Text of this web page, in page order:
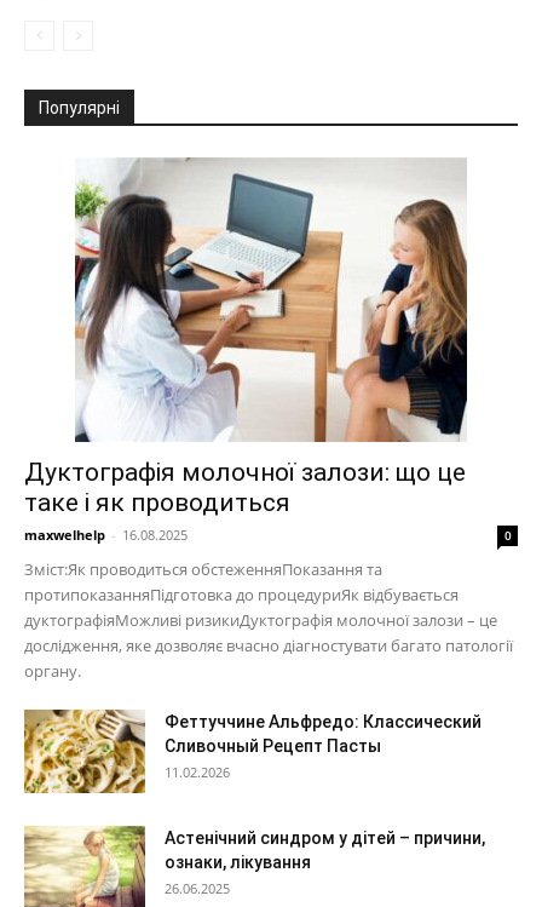
Популярні
Дуктографія молочної залози: що це
таке і як проводиться
maxwelhelp - 16.08.2025 0
Зміст:Як проводиться обстеженняПоказання та
протипоказанняПідготовка до процедуриЯк відбувається
дуктографіяМожливі ризикиДуктографія молочної залози – це
дослідження, яке дозволяє вчасно діагностувати багато патології
органу.
Феттуччине Альфредо: Классический
Сливочный Рецепт Пасты
11.02.2026
Астенічний синдром у дітей – причини,
ознаки, лікування
26.06.2025